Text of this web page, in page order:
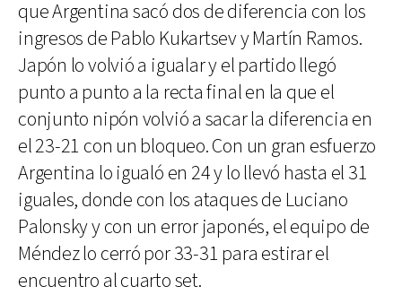
que Argentina sacó dos de diferencia con los
ingresos de Pablo Kukartsev y Martín Ramos.
Japón lo volvió a igualar y el partido llegó
punto a punto a la recta final en la que el
conjunto nipón volvió a sacar la diferencia en
el 23-21 con un bloqueo. Con un gran esfuerzo
Argentina lo igualó en 24 y lo llevó hasta el 31
iguales, donde con los ataques de Luciano
Palonsky y con un error japonés, el equipo de
Méndez lo cerró por 33-31 para estirar el
encuentro al cuarto set.